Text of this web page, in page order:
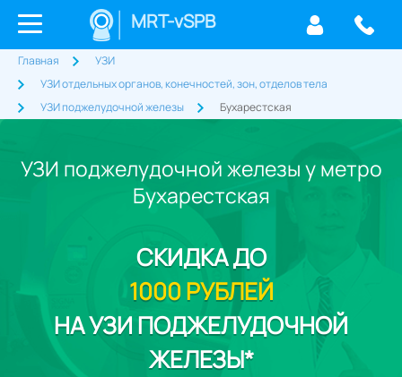
MRT-vSPB
Главная
УЗИ
УЗИ отдельных органов, конечностей, зон, отделов тела
УЗИ поджелудочной железы
Бухарестская
УЗИ поджелудочной железы у метро
Бухарестская
СКИДКАДО
1000 РУБЛЕЙ
НА УЗИ ПОДЖЕЛУДОЧНОЙ
ЖЕЛЕЗЫ*